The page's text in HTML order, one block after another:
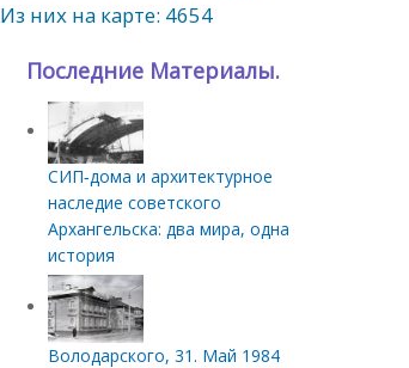
Из них на карте: 4654
Последние Материалы.
СИП‑дома и архитектурное
наследие советского
Архангельска: два мира, одна
история
Володарского, 31. Май 1984